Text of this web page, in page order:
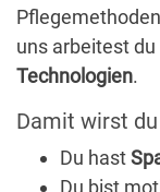
uns arbeitest
Technologien.
Damit wirst
Du hast
Du bist